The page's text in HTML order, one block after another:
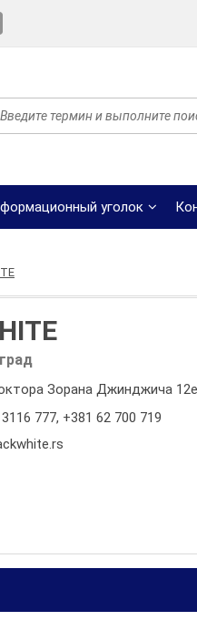
уголок
Зорана Джинджича
777, +381 62 700 719